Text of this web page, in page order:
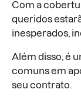
Com a
queridos
inesperados,
Além disso, é
comuns em
seu contrato.